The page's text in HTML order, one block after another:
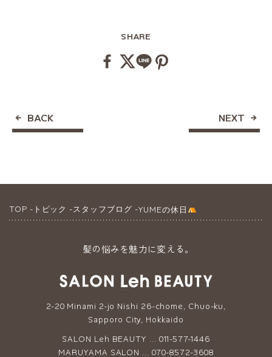
SHARE
BACK NEXT
TOP トピック スタッフブログ YUMEの休日
髪の悩みを魅力に変える。
2-20 Minami 2-jo Nishi 26-chome, Chuo-ku,
Sapporo City, Hokkaido
SALON Leh BEAUTY ... 011-577-1446
MARUYAMA SALON ... 070-8572-3608